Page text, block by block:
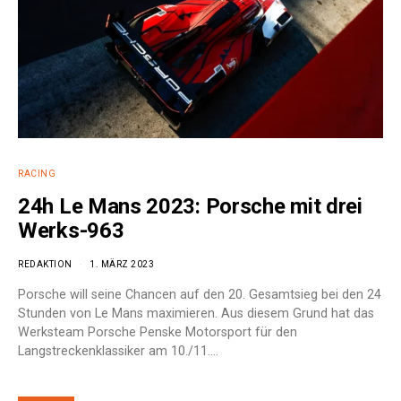
RACING
24h Le Mans 2023: Porsche mit drei
Werks-963
REDAKTION 1. MÄRZ 2023
Porsche will seine Chancen auf den 20. Gesamtsieg bei den 24
Stunden von Le Mans maximieren. Aus diesem Grund hat das
Werksteam Porsche Penske Motorsport für den
Langstreckenklassiker am 10./11.…